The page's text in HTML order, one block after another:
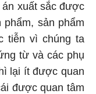
xuất sắc được
sản phẩm
tiễn vì chúng ta
từ và các phụ
lại ít được quan
được quan tâm